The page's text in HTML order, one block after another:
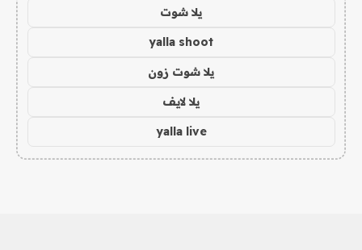
يلا شوت
yalla shoot
يلا شوت زون
يلا لايف
yalla live